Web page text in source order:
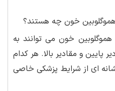
خون چه هستند؟
خون می توانند به
پایین و مقادیر بالا. هر کدام
ای از شرایط پزشکی خاصی